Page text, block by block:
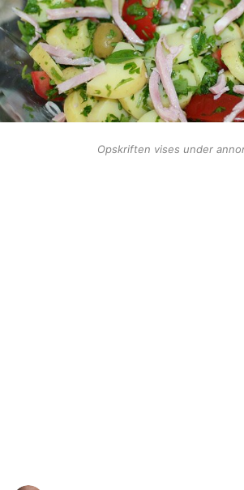
Opskriften vises under